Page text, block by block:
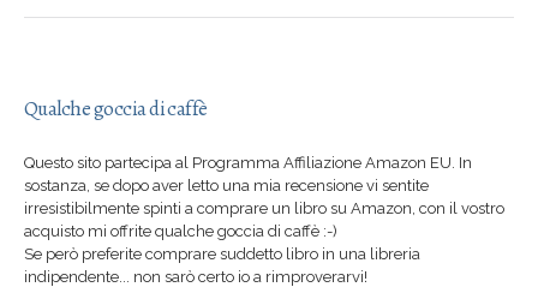
Qualche goccia di caffè
Questo sito partecipa al Programma Affiliazione Amazon EU. In
sostanza, se dopo aver letto una mia recensione vi sentite
irresistibilmente spinti a comprare un libro su Amazon, con il vostro
acquisto mi offrite qualche goccia di caffè :-)
Se però preferite comprare suddetto libro in una libreria
indipendente... non sarò certo io a rimproverarvi!